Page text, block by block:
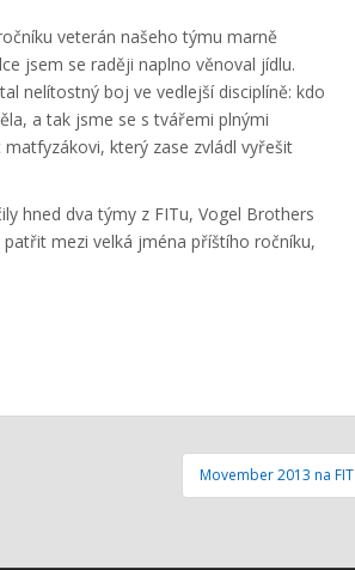
veterán našeho týmu marně
jsem se raději naplno věnoval jídlu.
nelítostný boj ve vedlejší disciplíně: kdo
a tak jsme se s tvářemi plnými
který zase zvládl vyřešit
hned dva týmy z FITu, Vogel Brothers
mezi velká jména příštího ročníku,
Movember 2013 na FIT